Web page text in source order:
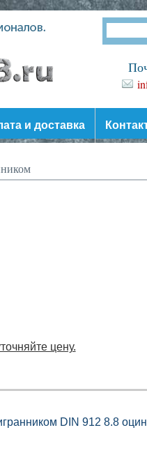
и доставка
цену.
DIN 912 8.8